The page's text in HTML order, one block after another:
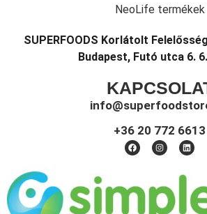
NeoLife termékek
SUPERFOODS Korlátolt
Budapest, Futó utca 6.
+36 20 772 6613